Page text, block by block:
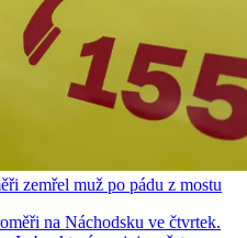
zemřel muž po pádu z mostu
na Náchodsku ve čtvrtek.